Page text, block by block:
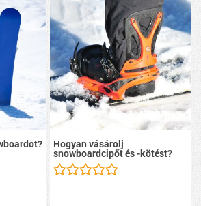
Hogyan vásárolj
snowboardcipőt és -kötést?